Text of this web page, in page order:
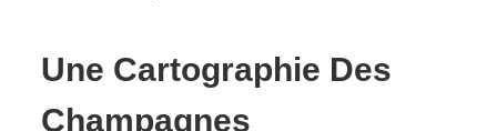
Une Cartographie Des
Champagnes